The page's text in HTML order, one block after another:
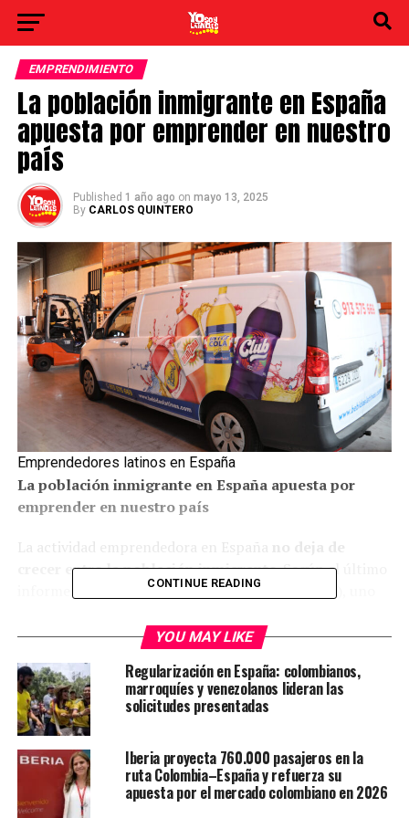
EMPRENDIMIENTO
La población inmigrante en España
apuesta por emprender en nuestro
país
Published 1 año ago on mayo 13, 2025
By CARLOS QUINTERO
Emprendedores latinos en España
La población inmigrante en España apuesta por
emprender en nuestro país
La actividad emprendedora en España
no deja de
crecer entre la población inmigrante. Según el último
Global Entrepreneurship Monitor (GEM)
emigrado al país han decidido emprender su propio
población española.
Esta tendencia de emprender en España
varios factores
emprendedora, el deseo y facilidad de generar
oportunidades laborales propias, el acceso a formación
en autoempleo o la búsqueda de una mayor calidad de
CONTINUE READING
YOU MAY LIKE
Regularización en España: colombianos,
marroquíes y venezolanos lideran las
solicitudes presentadas
Iberia proyecta 760.000 pasajeros en la
ruta Colombia–España y refuerza su
apuesta por el mercado colombiano en 2026